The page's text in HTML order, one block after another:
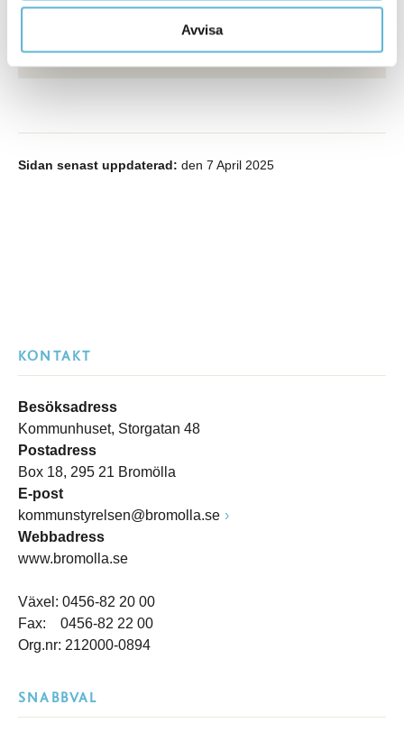
Avvisa
Näringslivsutvecklare
Sidan senast uppdaterad: den 7 April 2025
KONTAKT
Besöksadress
Kommunhuset, Storgatan 48
Postadress
Box 18, 295 21 Bromölla
E-post
kommunstyrelsen@bromolla.se
Webbadress
www.bromolla.se
Växel: 0456-82 20 00
Fax: 0456-82 22 00
Org.nr: 212000-0894
SNABBVAL